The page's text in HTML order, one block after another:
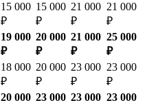
15 000
₽
15 000
₽
21 000
₽
21 000
₽
19 000
₽
20 000
₽
21 000
₽
25 000
₽
18 000
₽
20 000
₽
23 000
₽
23 000
₽
20 000 23 000 23 000 23 000